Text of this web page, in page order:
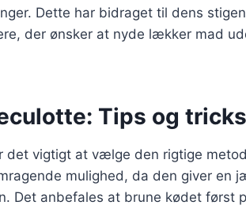
Dette har bidraget til dens
der ønsker at nyde lækker mad
Tips og
det vigtigt at vælge den rigtige
mulighed, da den giver en
Det anbefales at brune kødet først